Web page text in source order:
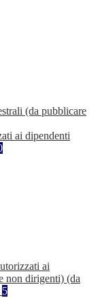
(da pubblicare
ai dipendenti
ai
non dirigenti) (da
5